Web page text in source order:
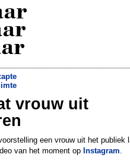
na EasyJet-vlucht: passagiers
dat bejaarde vrouw al dood
instappen
vrouw uit
een vrouw uit het publiek
van het moment op Instagram.